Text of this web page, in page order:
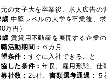
の女子大を卒業後、求人広告の
歳 中堅レベルの大学を卒業後、
万円）
歳 賃貸用不動産を展開する企業
活動期間： ６カ月
条件： すぐに入社できること
した条件： 年収、雇用形態、仕
社数： 25社、書類選考通過： ５